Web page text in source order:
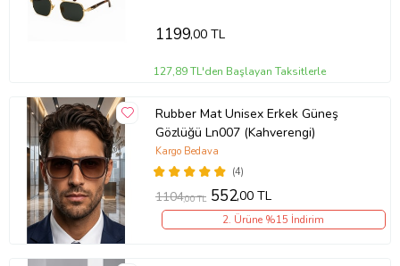
1199,00 TL
127,89 TL'den Başlayan Taksitlerle
Rubber Mat Unisex Erkek Güneş
Gözlüğü Ln007 (Kahverengi)
(4)
Kargo Bedava
1104,00 TL 552,00 TL
2. Ürüne %15 İndirim